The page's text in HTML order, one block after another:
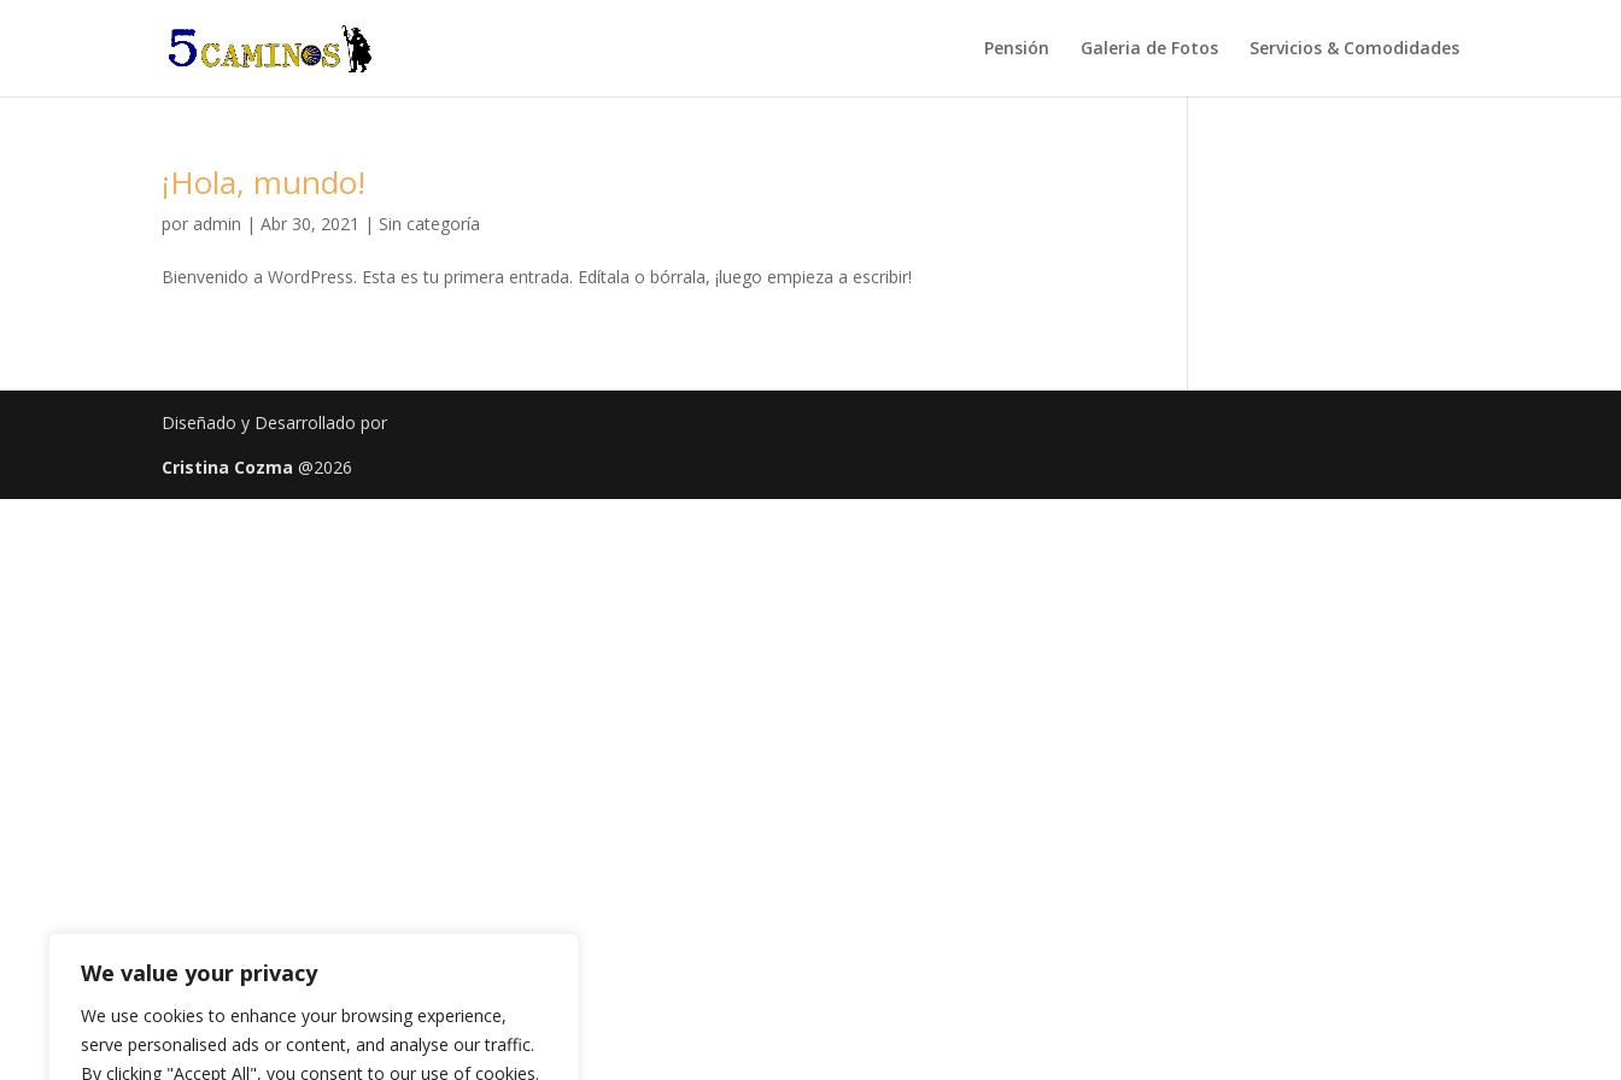
We value your privacy
We use cookies to enhance your browsing experience,
serve personalised ads or content, and analyse our traffic.
By clicking "Accept All", you consent to our use of cookies.
Pensión Galeria de Fotos Servicios & Comodidades
¡Hola, mundo!
por admin |Abr 30, 2021 | Sin categoría
Bienvenido a WordPress. Esta es tu primera entrada. Edítala o bórrala, ¡luego empieza a escribir!
Diseñado y Desarrollado por
Cristina Cozma @2026